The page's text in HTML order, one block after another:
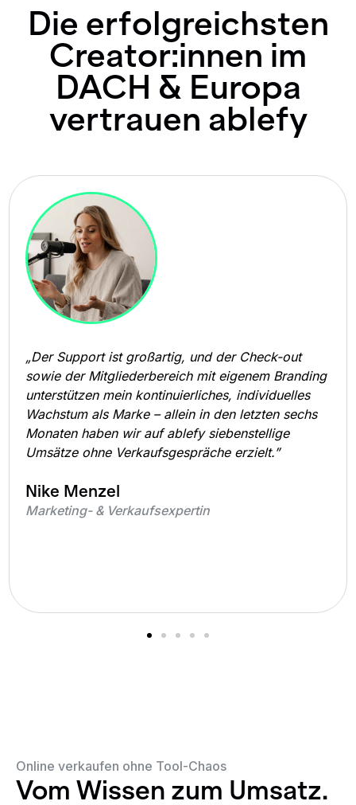
Die erfolgreichsten
Creator:innen im
DACH & Europa
vertrauen ablefy
„Der Support ist großartig, und der Check-out
sowie der Mitgliederbereich mit eigenem Branding
unterstützen mein kontinuierliches, individuelles
Wachstum als Marke – allein in den letzten sechs
Monaten haben wir auf ablefy siebenstellige
Umsätze ohne Verkaufsgespräche erzielt.”
Nike Menzel​​
Marketing- & Verkaufsexpertin
Online verkaufen ohne Tool-Chaos
Vom Wissen zum Umsatz.